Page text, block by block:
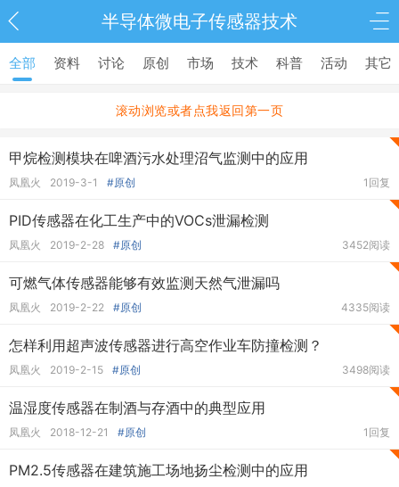
半导体微电子传感器技术
全部 资料 讨论 原创 市场 技术 科普 活动 其它
滚动浏览或者点我返回第一页
甲烷检测模块在啤酒污水处理沼气监测中的应用
凤凰火 2019-3-1 #原创 1回复
PID传感器在化工生产中的VOCs泄漏检测
凤凰火 2019-2-28 #原创 3452阅读
可燃气体传感器能够有效监测天然气泄漏吗
凤凰火 2019-2-22 #原创 4335阅读
怎样利用超声波传感器进行高空作业车防撞检测？
凤凰火 2019-2-15 #原创 3498阅读
温湿度传感器在制酒与存酒中的典型应用
凤凰火 2018-12-21 #原创 1回复
PM2.5传感器在建筑施工场地扬尘检测中的应用